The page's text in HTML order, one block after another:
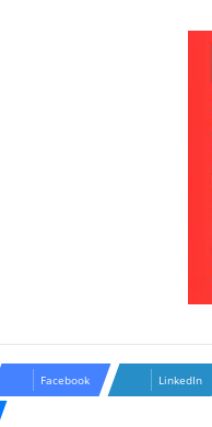
Facebook LinkedIn